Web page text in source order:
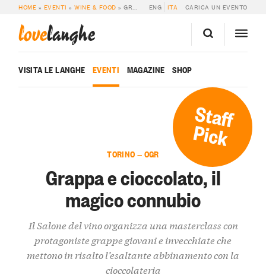
HOME » EVENTI »WINE & FOOD »GRAPPA E CIOCCOLATO, IL MAGICO CONNUBIO ENG ITA CARICA UN EVENTO
lovelanghe
VISITA LE LANGHE EVENTI MAGAZINE SHOP
Staff
Pick
TORINO — OGR
Grappa e cioccolato, il
magico connubio
Il Salone del vino organizza una masterclass con
protagoniste grappe giovani e invecchiate che
mettono in risalto l’esaltante abbinamento con la
cioccolateria